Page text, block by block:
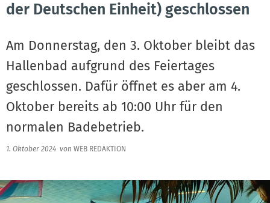
der Deutschen Einheit) geschlossen
Am Donnerstag, den 3. Oktober bleibt das
Hallenbad aufgrund des Feiertages
geschlossen. Dafür öffnet es aber am 4.
Oktober bereits ab 10:00 Uhr für den
normalen Badebetrieb.
1. Oktober 2024 von WEB REDAKTION